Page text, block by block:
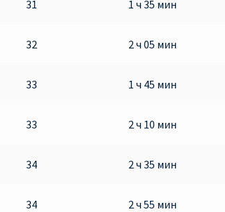
31 1 ч 35 мин
32 2 ч 05 мин
33 1 ч 45 мин
33 2 ч 10 мин
34 2 ч 35 мин
34 2 ч 55 мин